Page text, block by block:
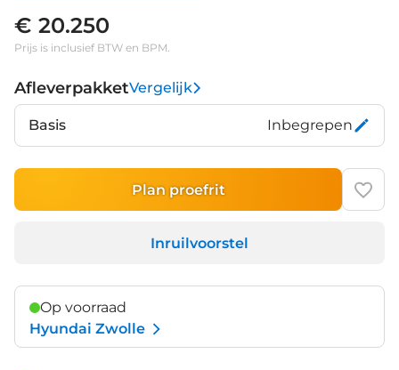
€ 20.250
Prijs is inclusief BTW en BPM.
AfleverpakketVergelijk
Basis Inbegrepen
Plan proefrit
Inruilvoorstel
Op voorraad
Hyundai Zwolle